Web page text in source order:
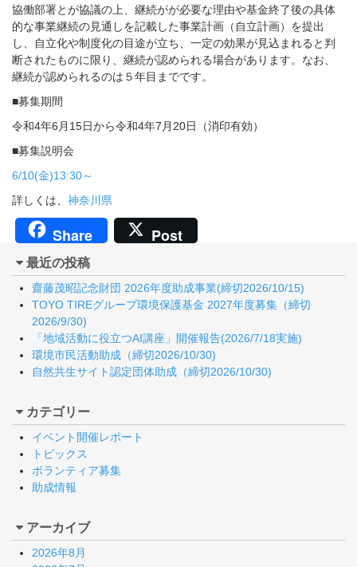
協働部署とが協議の上、継続がが必要な理由や基金終了後の具体
的な事業継続の見通しを記載した事業計画（自立計画）を提出
し、自立化や制度化の目途が立ち、一定の効果が見込まれると判
断されたものに限り、継続が認められる場合があります。なお、
継続が認められるのは５年目までです。
■募集期間
令和4年6月15日から令和4年7月20日（消印有効）
■募集説明会
6/10(金)13:30～
詳しくは、 神奈川県
Share Post
最近の投稿
齋藤茂昭記念財団 2026年度助成事業(締切2026/10/15)
TOYO TIREグループ環境保護基金 2027年度募集（締切
2026/9/30)
「地域活動に役立つAI講座」開催報告(2026/7/18実施)
環境市民活動助成（締切2026/10/30)
自然共生サイト認定団体助成（締切2026/10/30)
カテゴリー
イベント開催レポート
トピックス
ボランティア募集
助成情報
アーカイブ
2026年8月